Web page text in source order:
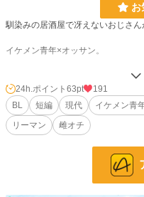
お
馴染みの居酒屋で冴えないおじさん
イケメン青年×オッサン。
リクエストをくださった棗様に捧
【リクエスト】冴えないおじさんリ
楽しいリクエストをありがとうご
※ムーンライトノベルズさんでも公
14,348 位 / 228,833
3,430 位 / 31,433 件
24h.ポイント 63pt
191
BL
短編 現代 イケメン青
リーマン
雌オチ